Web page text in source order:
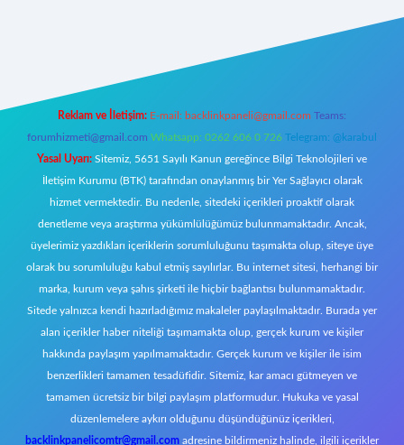
Reklam ve İletişim: E-mail: backlinkpaneli@gmail.com Teams:
forumhizmeti@gmail.com Whatsapp: 0262 606 0 726 Telegram: @karabul
Yasal Uyarı: Sitemiz, 5651 Sayılı Kanun gereğince Bilgi Teknolojileri ve
İletişim Kurumu (BTK) tarafından onaylanmış bir Yer Sağlayıcı olarak
hizmet vermektedir. Bu nedenle, sitedeki içerikleri proaktif olarak
denetleme veya araştırma yükümlülüğümüz bulunmamaktadır. Ancak,
üyelerimiz yazdıkları içeriklerin sorumluluğunu taşımakta olup, siteye üye
olarak bu sorumluluğu kabul etmiş sayılırlar. Bu internet sitesi, herhangi bir
marka, kurum veya şahıs şirketi ile hiçbir bağlantısı bulunmamaktadır.
Sitede yalnızca kendi hazırladığımız makaleler paylaşılmaktadır. Burada yer
alan içerikler haber niteliği taşımamakta olup, gerçek kurum ve kişiler
hakkında paylaşım yapılmamaktadır. Gerçek kurum ve kişiler ile isim
benzerlikleri tamamen tesadüfidir. Sitemiz, kar amacı gütmeyen ve
tamamen ücretsiz bir bilgi paylaşım platformudur. Hukuka ve yasal
düzenlemelere aykırı olduğunu düşündüğünüz içerikleri,
backlinkpanelicomtr@gmail.com adresine bildirmeniz halinde, ilgili içerikler